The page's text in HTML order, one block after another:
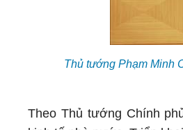
Thủ tướng Phạm Minh
Theo Thủ tướng Chính